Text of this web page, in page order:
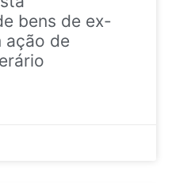
bens de ex-
ação de